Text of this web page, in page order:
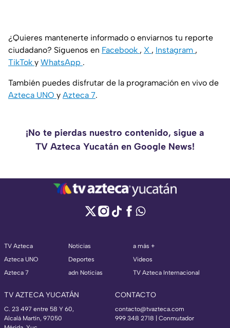
¿Quieres mantenerte informado o enviarnos tu reporte
ciudadano? Síguenos en Facebook , X , Instagram ,
TikTok y WhatsApp .
También puedes disfrutar de la programación en vivo de
Azteca UNO y Azteca 7.
¡No te pierdas nuestro contenido, sigue a
TV Azteca Yucatán en Google News!
TV Azteca
Azteca UNO
Azteca 7
Noticias
Deportes
adn Noticias
a más +
Videos
TV Azteca Internacional
TV AZTECA YUCATÁN
C. 23 497 entre 58 Y 60,
Alcalá Martín, 97050
CONTACTO
contacto@tvazteca.com
999 348 2718 | Conmutador